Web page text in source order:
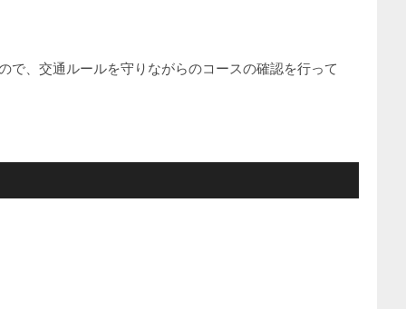
、交通ルールを守りながらのコースの確認を行って